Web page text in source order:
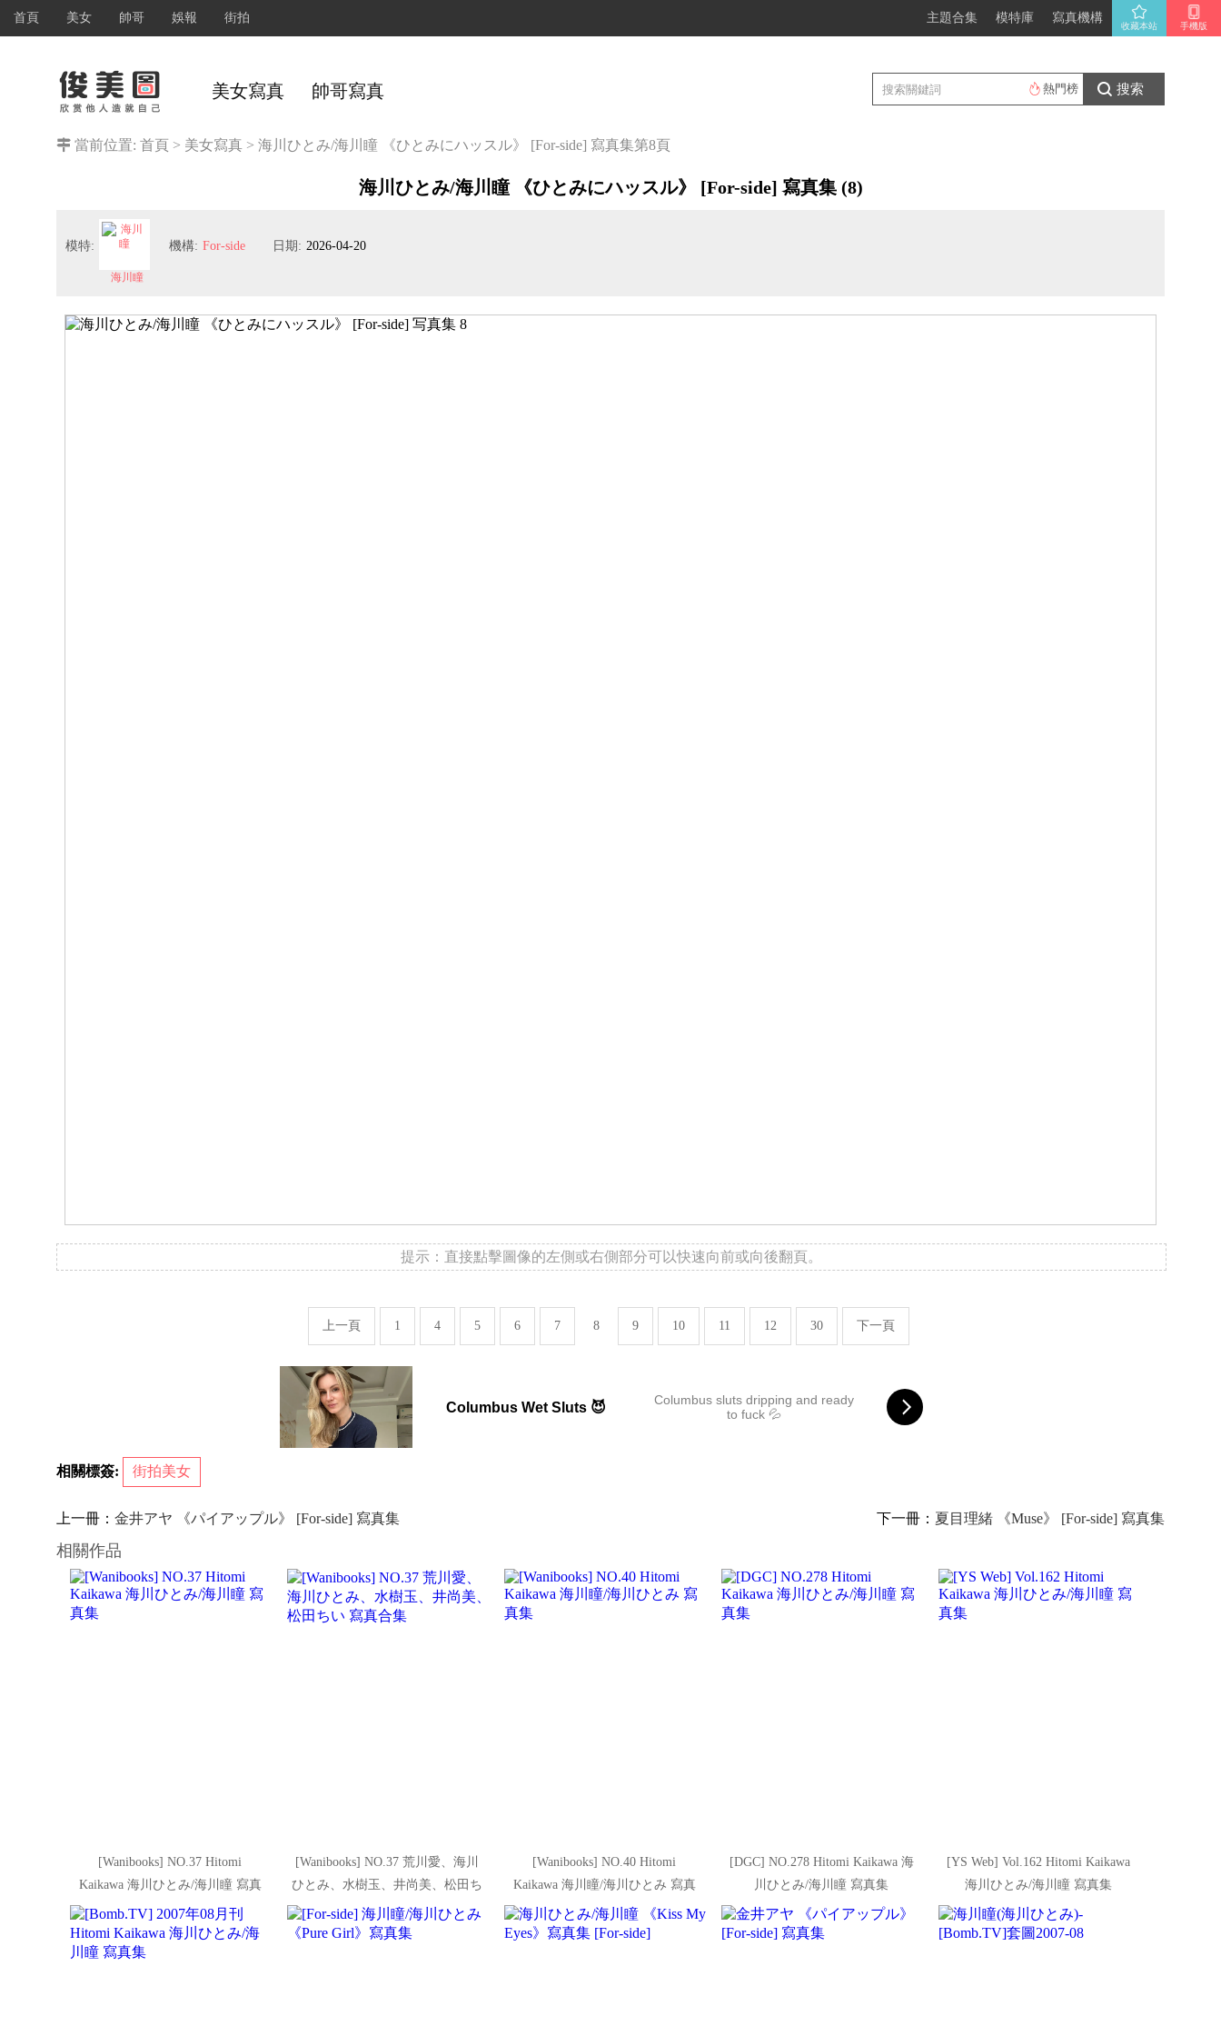
首頁 美女 帥哥 娛報 街拍
手機版
主題合集 模特庫 寫真機構
收藏本站
美女寫真 帥哥寫真 搜索
熱門榜
當前位置: 首頁 > 美女寫真 > 海川ひとみ/海川瞳 《ひとみにハッスル》 [For-side] 寫真集第8頁
海川ひとみ/海川瞳 《ひとみにハッスル》 [For-side] 寫真集 (8)
模特:
海川瞳
機構: For-side 日期: 2026-04-20
提示：直接點擊圖像的左側或右側部分可以快速向前或向後翻頁。
上一頁 1 4 5 6 7 8 9 10 11 12 30 下一頁
Columbus Wet Sluts 😈
Columbus sluts dripping and ready
to fuck 💦
相關標簽: 街拍美女
上一冊： 金井アヤ 《パイアップル》 [For-side] 寫真集 下一冊： 夏目理緒 《Muse》 [For-side] 寫真集
相關作品
[Wanibooks] NO.37 Hitomi
Kaikawa 海川ひとみ/海川瞳 寫真
集
[Wanibooks] NO.37 荒川愛、海川
ひとみ、水樹玉、井尚美、松田ち
い 寫真合集
[Wanibooks] NO.40 Hitomi
Kaikawa 海川瞳/海川ひとみ 寫真
集
[DGC] NO.278 Hitomi Kaikawa 海
川ひとみ/海川瞳 寫真集
[YS Web] Vol.162 Hitomi Kaikawa
海川ひとみ/海川瞳 寫真集